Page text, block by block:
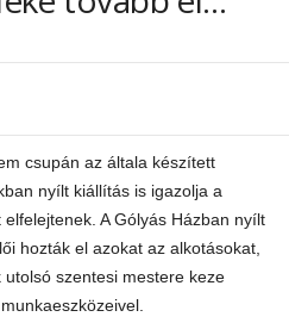
csupán az általa készített
nyílt kiállítás is igazolja a
A Gólyás Házban nyílt
hozták el azokat az alkotásokat,
szentesi mestere keze